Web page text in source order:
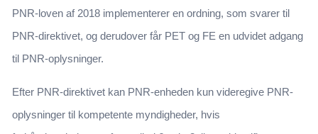
PNR-loven af 2018 implementerer en ordning, som svarer til
PNR-direktivet, og derudover får PET og FE en udvidet adgang
til PNR-oplysninger.
Efter PNR-direktivet kan PNR-enheden kun videregive PNR-
oplysninger til kompetente myndigheder, hvis